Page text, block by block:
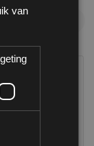
van